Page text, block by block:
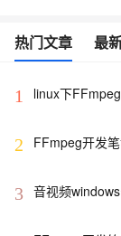
热门文章 最
1 linux下
2
FFmpeg开发
3 音视频